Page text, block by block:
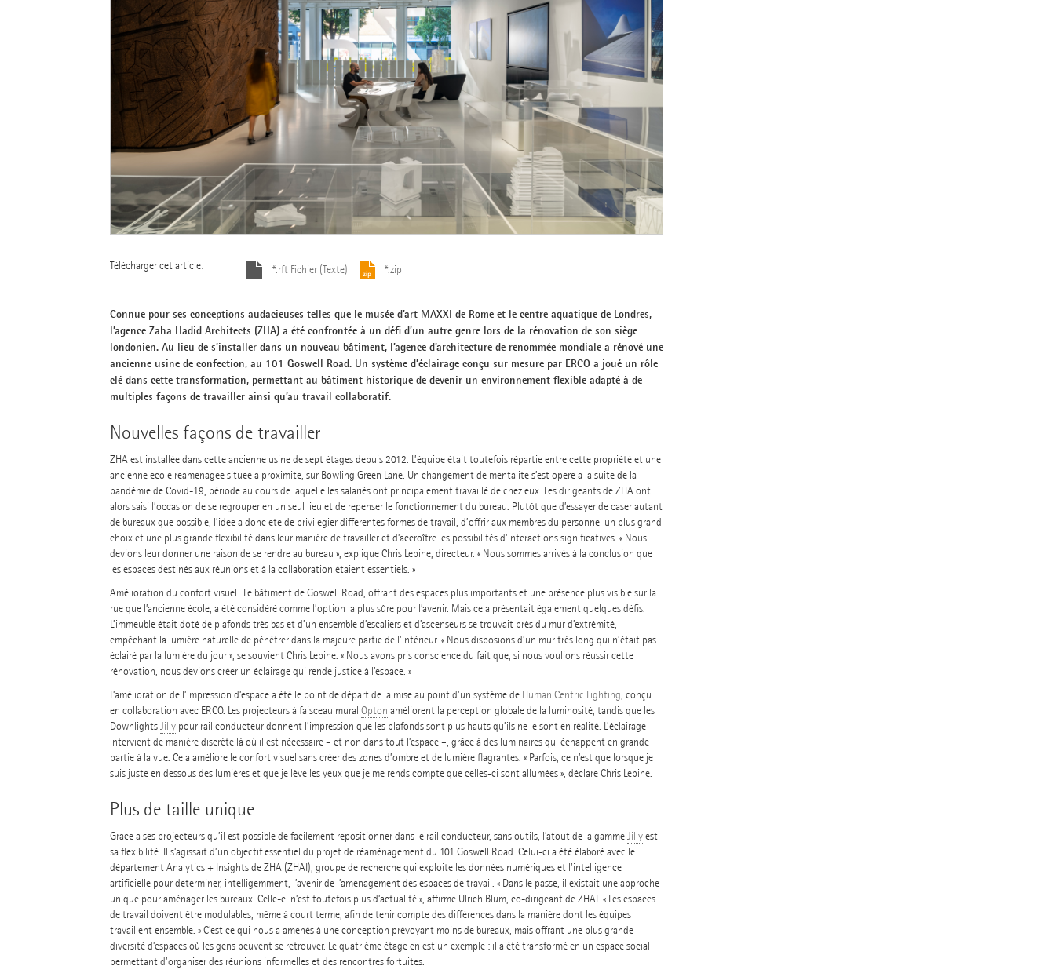
Télécharger cet article: *.rft Fichier (Texte) *.zip
Connue pour ses conceptions audacieuses telles que le musée d’art MAXXI de Rome et le centre aquatique de Londres,
l’agence Zaha Hadid Architects (ZHA) a été confrontée à un défi d’un autre genre lors de la rénovation de son siège
londonien. Au lieu de s’installer dans un nouveau bâtiment, l’agence d’architecture de renommée mondiale a rénové une
ancienne usine de confection, au 101 Goswell Road. Un système d’éclairage conçu sur mesure par ERCO a joué un rôle
clé dans cette transformation, permettant au bâtiment historique de devenir un environnement flexible adapté à de
multiples façons de travailler ainsi qu’au travail collaboratif.
Nouvelles façons de travailler
ZHA est installée dans cette ancienne usine de sept étages depuis 2012. L’équipe était toutefois répartie entre cette propriété et une
ancienne école réaménagée située à proximité, sur Bowling Green Lane. Un changement de mentalité s’est opéré à la suite de la
pandémie de Covid-19, période au cours de laquelle les salariés ont principalement travaillé de chez eux. Les dirigeants de ZHA ont
alors saisi l’occasion de se regrouper en un seul lieu et de repenser le fonctionnement du bureau. Plutôt que d’essayer de caser autant
de bureaux que possible, l’idée a donc été de privilégier différentes formes de travail, d’offrir aux membres du personnel un plus grand
choix et une plus grande flexibilité dans leur manière de travailler et d’accroître les possibilités d’interactions significatives. « Nous
devions leur donner une raison de se rendre au bureau », explique Chris Lepine, directeur. « Nous sommes arrivés à la conclusion que
les espaces destinés aux réunions et à la collaboration étaient essentiels. »
Amélioration du confort visuel Le bâtiment de Goswell Road, offrant des espaces plus importants et une présence plus visible sur la
rue que l’ancienne école, a été considéré comme l’option la plus sûre pour l’avenir. Mais cela présentait également quelques défis.
L’immeuble était doté de plafonds très bas et d’un ensemble d’escaliers et d’ascenseurs se trouvait près du mur d’extrémité,
empêchant la lumière naturelle de pénétrer dans la majeure partie de l’intérieur. « Nous disposions d’un mur très long qui n’était pas
éclairé par la lumière du jour », se souvient Chris Lepine. « Nous avons pris conscience du fait que, si nous voulions réussir cette
rénovation, nous devions créer un éclairage qui rende justice à l’espace. »
L’amélioration de l’impression d’espace a été le point de départ de la mise au point d’un système de Human Centric Lighting, conçu
en collaboration avec ERCO. Les projecteurs à faisceau mural Opton améliorent la perception globale de la luminosité, tandis que les
DownlightsJillypour rail conducteur donnent l’impression que les plafonds sont plus hauts qu’ils ne le sont en réalité. L’éclairage
intervient de manière discrète là où il est nécessaire – et non dans tout l’espace –, grâce à des luminaires qui échappent en grande
partie à la vue. Cela améliore le confort visuel sans créer des zones d’ombre et de lumière flagrantes. « Parfois, ce n’est que lorsque je
suis juste en dessous des lumières et que je lève les yeux que je me rends compte que celles-ci sont allumées », déclare Chris Lepine.
Plus de taille unique
Grâce à ses projecteurs qu’il est possible de facilement repositionner dans le rail conducteur, sans outils, l’atout de la gammeJillyest
sa flexibilité. Il s’agissait d’un objectif essentiel du projet de réaménagement du 101 Goswell Road. Celui-ci a été élaboré avec le
département Analytics + Insights de ZHA (ZHAI), groupe de recherche qui exploite les données numériques et l’intelligence
artificielle pour déterminer, intelligemment, l’avenir de l’aménagement des espaces de travail. « Dans le passé, il existait une approche
unique pour aménager les bureaux. Celle-ci n’est toutefois plus d’actualité », affirme Ulrich Blum, co-dirigeant de ZHAI. « Les espaces
de travail doivent être modulables, même à court terme, afin de tenir compte des différences dans la manière dont les équipes
travaillent ensemble. » C’est ce qui nous a amenés à une conception prévoyant moins de bureaux, mais offrant une plus grande
diversité d’espaces où les gens peuvent se retrouver. Le quatrième étage en est un exemple : il a été transformé en un espace social
permettant d’organiser des réunions informelles et des rencontres fortuites.